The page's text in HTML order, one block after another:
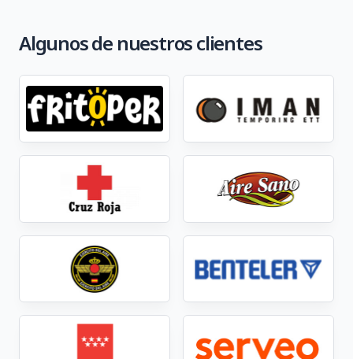
Algunos de nuestros clientes